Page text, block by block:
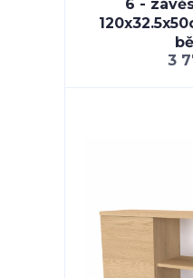
6 -
3